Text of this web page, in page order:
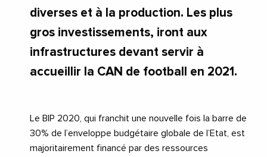
diverses et à la production. Les plus
gros investissements, iront aux
infrastructures devant servir à
accueillir la CAN de football en 2021.
Le BIP 2020, qui franchit une nouvelle fois la barre de
30% de l’enveloppe budgétaire globale de l’Etat, est
majoritairement financé par des ressources